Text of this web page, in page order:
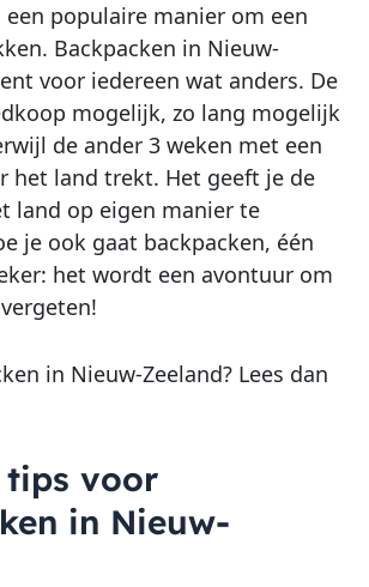
een populaire manier om een
Backpacken in Nieuw-
voor iedereen wat anders. De
mogelijk, zo lang mogelijk
de ander 3 weken met een
het land trekt. Het geeft je de
land op eigen manier te
je ook gaat backpacken, één
het wordt een avontuur om
in Nieuw-Zeeland? Lees dan
tips voor
in Nieuw-